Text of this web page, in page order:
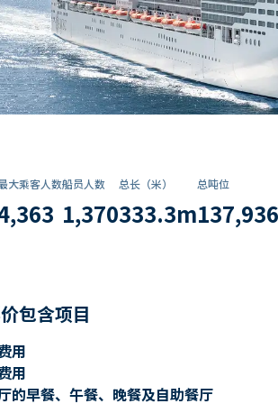
大乘客人数船员人数
1,370
总长（米）
333.3m
总吨位
137,936
包含项目
用
用
的早餐、午餐、晚餐及自助餐厅